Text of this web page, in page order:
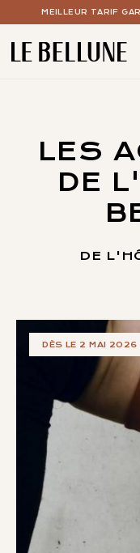
MEILLEUR TARIF
LE SPA
LE BAR À
VOS
LES
LA GALERIE
LE QUARTIER
PARIS RIVE
NOUS CONTACTER
RÉSERVATION
LES
DE
DE
DÈS LE 2 MAI 2026